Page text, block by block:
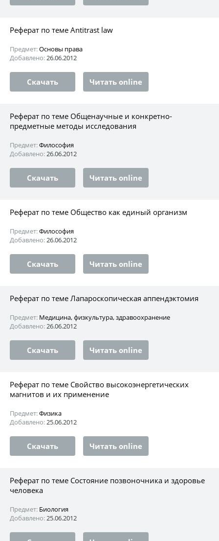
Реферат по теме Antitrast law
Предмет:Основы права
Добавлено:26.06.2012
Скачать Читать online
Реферат по теме Общенаучные и конкретно-
предметные методы исследования
Предмет:Философия
Добавлено:26.06.2012
Скачать Читать online
Реферат по теме Общество как единый организм
Предмет:Философия
Добавлено:26.06.2012
Скачать Читать online
Реферат по теме Лапароскопическая аппендэктомия
Предмет: Медицина, физкультура, здравоохранение
Добавлено:26.06.2012
Скачать Читать online
Реферат по теме Свойство высокоэнергетических
магнитов и их применение
Предмет:Физика
Добавлено:25.06.2012
Скачать Читать online
Реферат по теме Состояние позвоночника и здоровье
человека
Предмет: Биология
Добавлено:25.06.2012